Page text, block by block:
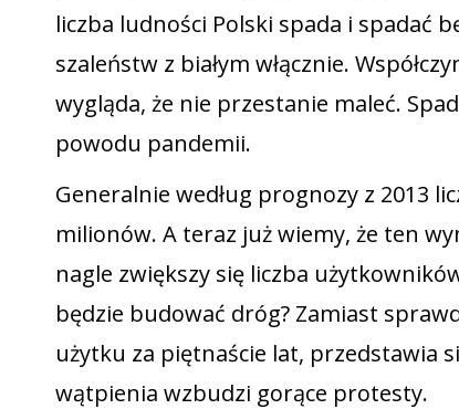
liczba ludności Polski spada i spadać
szaleństw z białym włącznie.
wygląda, że nie przestanie maleć.
powodu pandemii.
Generalnie według prognozy z 2013
milionów. A teraz już wiemy, że ten
nagle zwiększy się liczba
będzie budować dróg? Zamiast
użytku za piętnaście lat, przedstawia
wątpienia wzbudzi gorące protesty.